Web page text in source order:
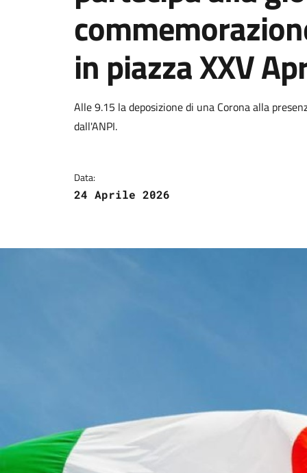
in piazza XXV
Dettagli della
Alle 9.15 la deposizione di una Corona alla
dall'ANPI.
Data:
24 Aprile 2026